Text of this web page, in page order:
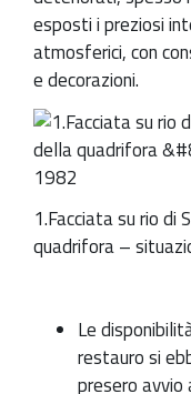
esposti i preziosi
atmosferici, con
e decorazioni.
1.Facciata su rio di
quadrifora –
Le
restauro si
presero